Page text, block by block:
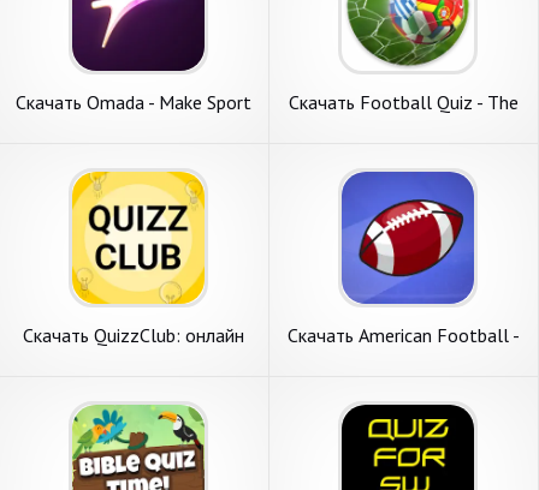
Скачать Omada - Make Sport
Скачать Football Quiz - The
Скачать QuizzClub: онлайн
на Андроид
Скачать American Football -